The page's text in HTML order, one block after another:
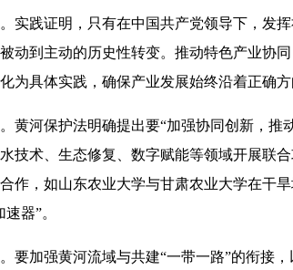
践证明，只有在中国共产党领导下，发挥
动到主动的历史性转变。推动特色产业协
为具体实践，确保产业发展始终沿着正确方
河保护法明确提出要“加强协同创新，推
技术、生态修复、数字赋能等领域开展联
作，如山东农业大学与甘肃农业大学在干
器”。
加强黄河流域与共建“一带一路”的衔接，